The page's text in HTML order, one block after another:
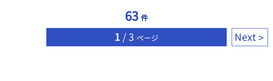
63 件
1 / 3 ページ Next